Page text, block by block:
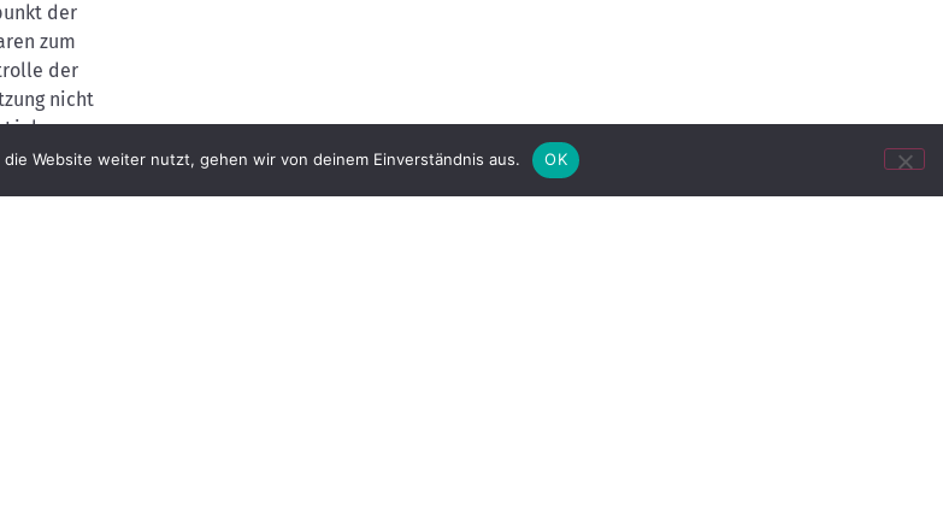
der
zum
der
nicht
Website weiter nutzt, gehen wir von deinem Einverständnis aus. OK